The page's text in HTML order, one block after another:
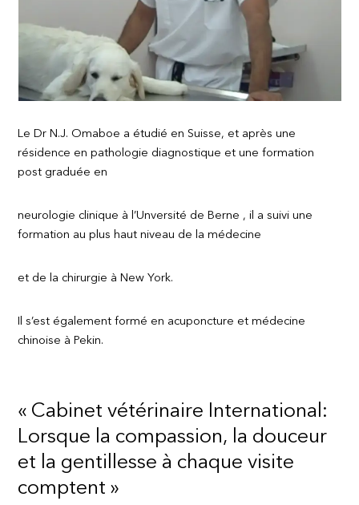
Le Dr N.J. Omaboe a étudié en Suisse, et après une
résidence en pathologie diagnostique et une formation
post graduée en
neurologie clinique à l’Unversité de Berne , il a suivi une
formation au plus haut niveau de la médecine
et de la chirurgie à New York.
Il s’est également formé en acuponcture et médecine
chinoise à Pekin.
« Cabinet vétérinaire International:
Lorsque la compassion, la douceur
et la gentillesse à chaque visite
comptent »